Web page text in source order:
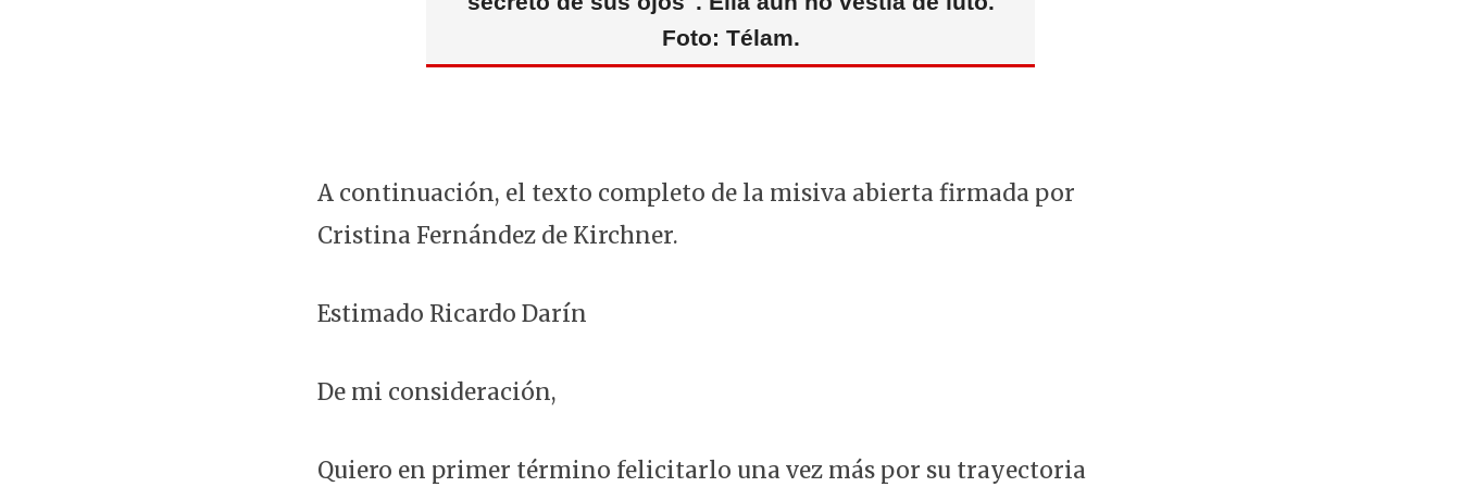
Foto: Télam.
A continuación, el texto completo de la misiva abierta firmada por
Cristina Fernández de Kirchner.
Estimado Ricardo Darín
De mi consideración,
Quiero en primer término felicitarlo una vez más por su trayectoria